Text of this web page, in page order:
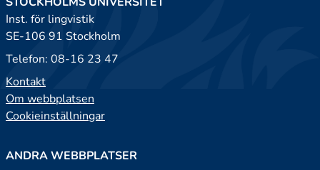
Inst. för lingvistik
SE-106 91 Stockholm
Telefon: 08-16 23 47
Kontakt
Om webbplatsen
Cookieinställningar
ANDRA WEBBPLATSER